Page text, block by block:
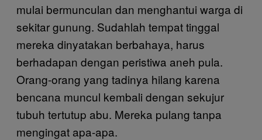
mulai bermunculan dan menghantui warga di
sekitar gunung. Sudahlah tempat tinggal
mereka dinyatakan berbahaya, harus
berhadapan dengan peristiwa aneh pula.
Orang-orang yang tadinya hilang karena
bencana muncul kembali dengan sekujur
tubuh tertutup abu. Mereka pulang tanpa
mengingat apa-apa.